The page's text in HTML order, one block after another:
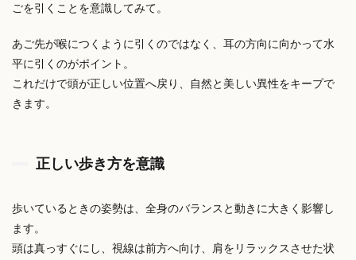
ごを引くことを意識してみて。
あご先が喉につくように引くのではなく、耳の方向に向かって水
平に引くのがポイント。
これだけで頭が正しい位置へ戻り、自然と美しい異性をキープで
きます。
正しい歩き方を意識
歩いているときの姿勢は、全身のバランスと動きに大きく影響し
ます。
頭は真っすぐにし、視線は前方へ向け、肩をリラックスさせた状